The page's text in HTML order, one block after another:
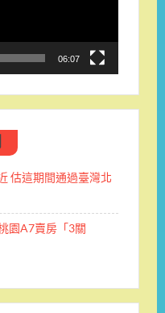
06:07
估這期間通過臺灣北
園A7賣房「3關